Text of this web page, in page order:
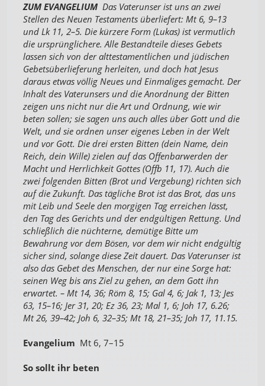
ZUM EVANGELIUM Das Vaterunser ist uns an zwei
Stellen des Neuen Testaments überliefert: Mt 6, 9–13
und Lk 11, 2–5. Die kürzere Form (Lukas) ist vermutlich
die ursprünglichere. Alle Bestandteile dieses Gebets
lassen sich von der alttestamentlichen und jüdischen
Gebetsüberlieferung herleiten, und doch hat Jesus
daraus etwas völlig Neues und Einmaliges gemacht. Der
Inhalt des Vaterunsers und die Anordnung der Bitten
zeigen uns nicht nur die Art und Ordnung, wie wir
beten sollen; sie sagen uns auch alles über Gott und die
Welt, und sie ordnen unser eigenes Leben in der Welt
und vor Gott. Die drei ersten Bitten (dein Name, dein
Reich, dein Wille) zielen auf das Offenbarwerden der
Macht und Herrlichkeit Gottes (Offb 11, 17). Auch die
zwei folgenden Bitten (Brot und Vergebung) richten sich
auf die Zukunft. Das tägliche Brot ist das Brot, das uns
mit Leib und Seele den morgigen Tag erreichen lässt,
den Tag des Gerichts und der endgültigen Rettung. Und
schließlich die nüchterne, demütige Bitte um
Bewahrung vor dem Bösen, vor dem wir nicht endgültig
sicher sind, solange diese Zeit dauert. Das Vaterunser ist
also das Gebet des Menschen, der nur eine Sorge hat:
seinen Weg bis ans Ziel zu gehen, an dem Gott ihn
erwartet. – Mt 14, 36; Röm 8, 15; Gal 4, 6; Jak 1, 13; Jes
63, 15–16; Jer 31, 20; Ez 36, 23; Mal 1, 6; Joh 17, 6.26;
Mt 26, 39–42; Joh 6, 32–35; Mt 18, 21–35; Joh 17, 11.15.
Evangelium Mt 6, 7–15
So sollt ihr beten